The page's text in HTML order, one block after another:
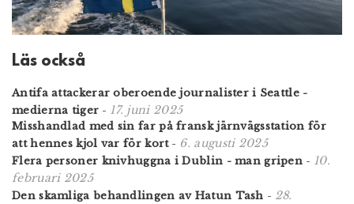
Läs också
Antifa attackerar oberoende journalister i Seattle -
medierna tiger - 17. juni 2025
Misshandlad med sin far på fransk järnvägsstation för
att hennes kjol var för kort- 6. augusti 2025
Flera personer knivhuggna i Dublin - man gripen - 10.
februari 2025
Den skamliga behandlingen av Hatun Tash - 28.